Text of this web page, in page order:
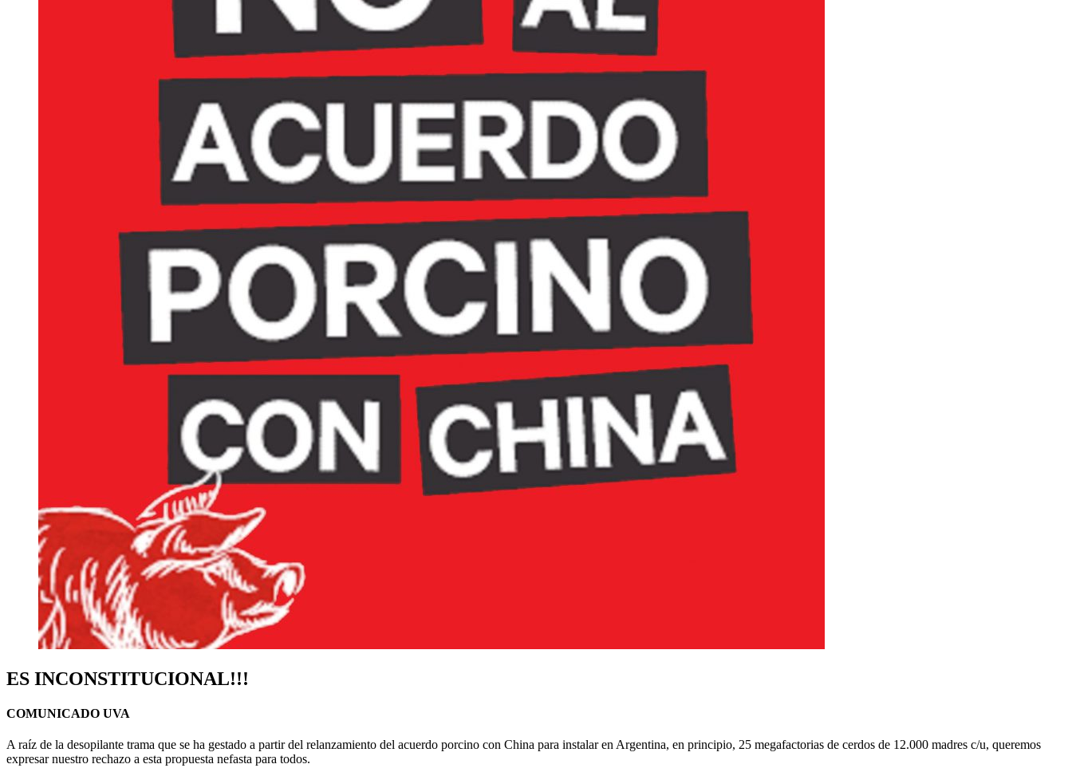
ES INCONSTITUCIONAL!!!
COMUNICADO UVA
A raíz de la desopilante trama que se ha gestado a partir del relanzamiento del acuerdo porcino con China para instalar en Argentina, en principio, 25 megafactorias de cerdos de 12.000 madres c/u, queremos
expresar nuestro rechazo a esta propuesta nefasta para todos.